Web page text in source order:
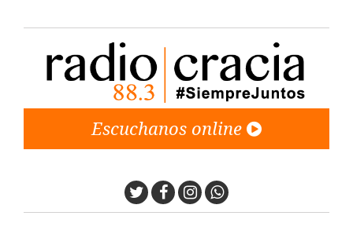
Escuchanos online
TwitterFacebook
Instagram
Whatsapp